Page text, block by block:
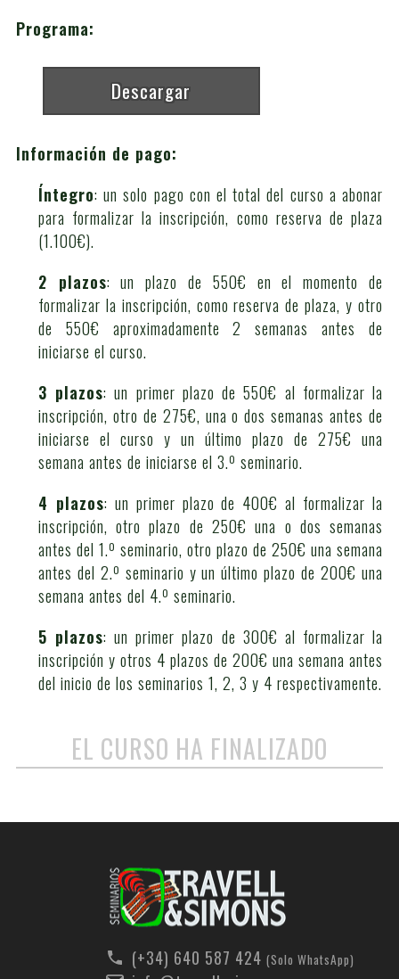
Programa:
Descargar
Información de pago:
Íntegro: un solo pago con el total del curso a abonar
para formalizar la inscripción, como reserva de plaza
(1.100€).
2 plazos: un plazo de 550€ en el momento de
formalizar la inscripción, como reserva de plaza, y otro
de 550€ aproximadamente 2 semanas antes de
iniciarse el curso.
3 plazos: un primer plazo de 550€ al formalizar la
inscripción, otro de 275€, una o dos semanas antes de
iniciarse el curso y un último plazo de 275€ una
semana antes de iniciarse el 3.º seminario.
4 plazos: un primer plazo de 400€ al formalizar la
inscripción, otro plazo de 250€ una o dos semanas
antes del 1.º seminario, otro plazo de 250€ una semana
antes del 2.º seminario y un último plazo de 200€ una
semana antes del 4.º seminario.
5 plazos: un primer plazo de 300€ al formalizar la
inscripción y otros 4 plazos de 200€ una semana antes
del inicio de los seminarios 1, 2, 3 y 4 respectivamente.
EL CURSO HA FINALIZADO
(+34) 640 587 424 (Solo WhatsApp)